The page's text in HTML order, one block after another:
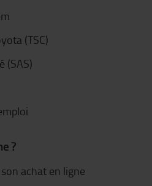
(TSC)
(SAS)
?
achat en ligne